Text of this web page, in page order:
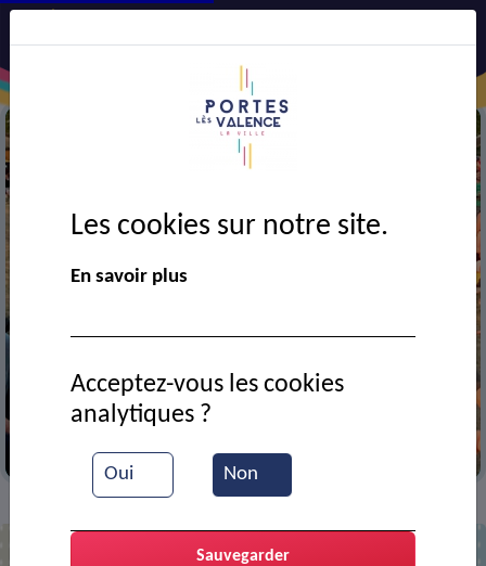
Animation de la MJC
Les cookies sur notre site.
En savoir plus
Oui Non
Acceptez-vous les cookies
analytiques ?
Sauvegarder